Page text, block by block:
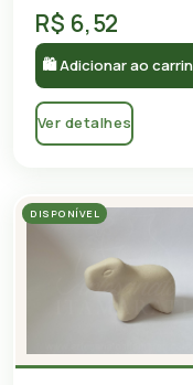
R$ 6,52
🛍 Adicionar ao
Ver detalhes
DISPONÍVEL